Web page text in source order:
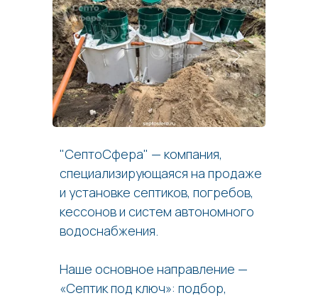
"СептоСфера" — компания,
специализирующаяся на продаже
и установке септиков, погребов,
кессонов и систем автономного
водоснабжения.
Наше основное направление —
«Септик под ключ»: подбор,